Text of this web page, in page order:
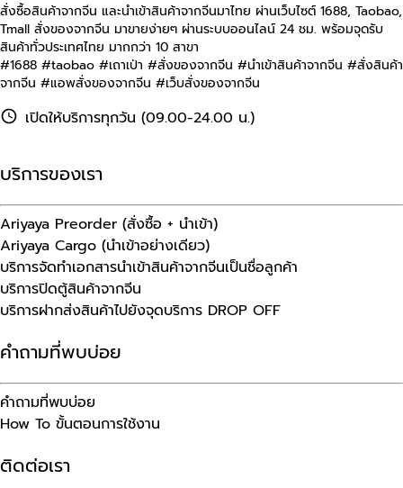
สั่งซื้อสินค้าจากจีน และนำเข้าสินค้าจากจีนมาไทย ผ่านเว็บไซต์ 1688, Taobao,
Tmall สั่งของจากจีน มาขายง่ายๆ ผ่านระบบออนไลน์ 24 ชม. พร้อมจุดรับ
สินค้าทั่วประเทศไทย มากกว่า 10 สาขา
#1688 #taobao #เถาเป่า #สั่งของจากจีน #นําเข้าสินค้าจากจีน #สั่งสินค้า
จากจีน #แอพสั่งของจากจีน #เว็บสั่งของจากจีน
เปิดให้บริการทุกวัน (09.00-24.00 น.)
บริการของเรา
Ariyaya Preorder (สั่งซื้อ + นำเข้า)
Ariyaya Cargo (นำเข้าอย่างเดียว)
บริการจัดทำเอกสารนำเข้าสินค้าจากจีนเป็นชื่อลูกค้า
บริการปิดตู้สินค้าจากจีน
บริการฝากส่งสินค้าไปยังจุดบริการ DROP OFF
คำถามที่พบบ่อย
คำถามที่พบบ่อย
How To ขั้นตอนการใช้งาน
ติดต่อเรา